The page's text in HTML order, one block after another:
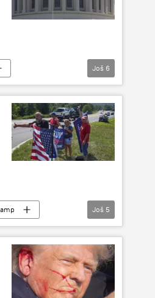
Demokrate
Još 6
izbori u SAD
Još 5